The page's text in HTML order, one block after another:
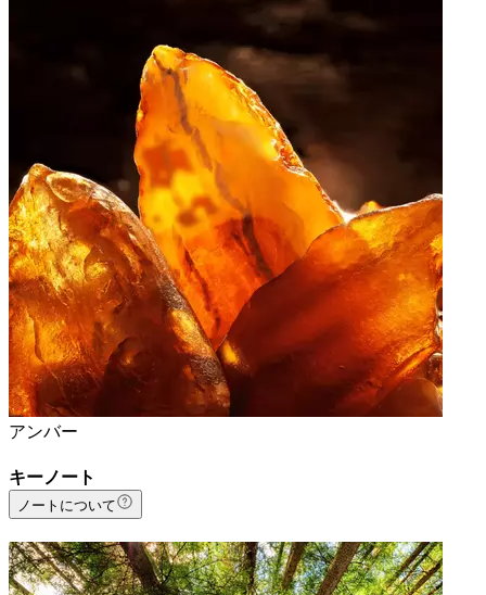
アンバー
キーノート
ノートについて